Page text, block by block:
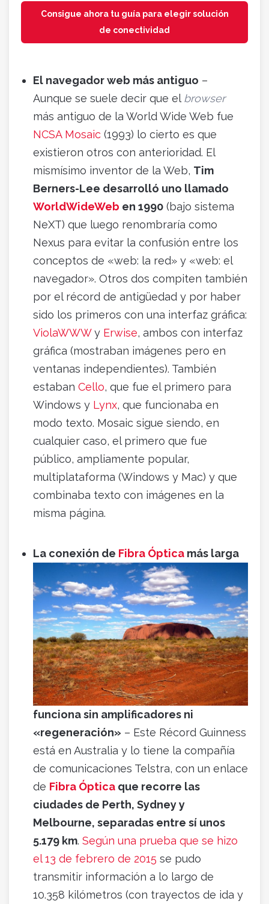
Consigue ahora tu guía para elegir solución
de conectividad
El navegador web más antiguo –
Aunque se suele decir que elbrowser
más antiguo de la World Wide Web fue
NCSA Mosaic (1993) lo cierto es que
existieron otros con anterioridad. El
mismísimo inventor de la Web, Tim
Berners-Lee desarrolló uno llamado
WorldWideWeb en 1990 (bajo sistema
NeXT) que luego renombraría como
Nexus para evitar la confusión entre los
conceptos de «web: la red» y «web: el
navegador». Otros dos compiten también
por el récord de antigüedad y por haber
sido los primeros con una interfaz gráfica:
ViolaWWWy Erwise, ambos con interfaz
gráfica (mostraban imágenes pero en
ventanas independientes). También
estaban Cello, que fue el primero para
Windows y Lynx, que funcionaba en
modo texto. Mosaic sigue siendo, en
cualquier caso, el primero que fue
público, ampliamente popular,
multiplataforma (Windows y Mac) y que
combinaba texto con imágenes en la
misma página.
La conexión de Fibra Óptica más larga
funciona sin amplificadores ni
«regeneración» – Este Récord Guinness
está en Australia y lo tiene la compañía
de comunicaciones Telstra, con un enlace
de Fibra Óptica que recorre las
ciudades de Perth, Sydney y
Melbourne, separadas entre sí unos
5.179 km. Según una prueba que se hizo
el 13 de febrero de 2015 se pudo
transmitir información a lo largo de
10.358 kilómetros (con trayectos de ida y